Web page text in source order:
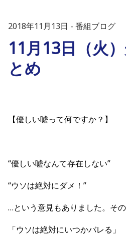
2018年11月13日 番組ブログ
11月13日（火
とめ
【優しい嘘って何ですか？】
“優しい嘘なんて存在しない”
“ウソは絶対にダメ！”
…という意見もありました。その
「ウソは絶対にいつかバレる」